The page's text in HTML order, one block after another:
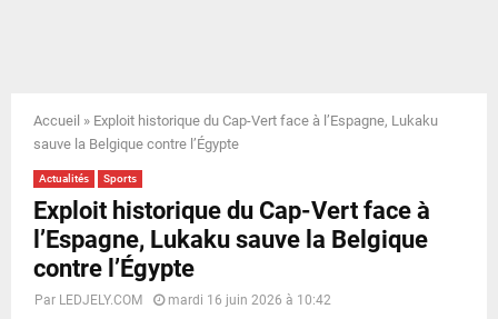
N
U
Accueil » Exploit historique du Cap-Vert face à l’Espagne, Lukaku
sauve la Belgique contre l’Égypte
Actualités Sports
Exploit historique du Cap-Vert face à
l’Espagne, Lukaku sauve la Belgique
contre l’Égypte
Par LEDJELY.COM mardi 16 juin 2026 à 10:42